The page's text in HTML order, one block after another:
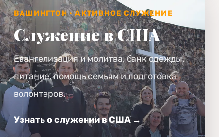
ВАШИНГТОН • АКТИВНОЕ СЛУЖЕНИЕ
Служение в США
Евангелизация и молитва, банк одежды,
питание, помощь семьям и подготовка
волонтёров.
Узнать о служении в США →